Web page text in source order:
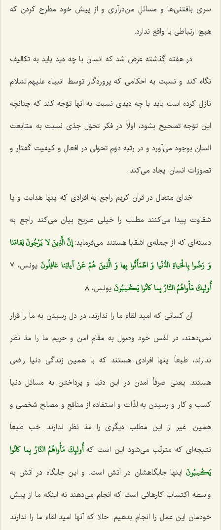
سری بافتنی‌ها و مسائلِ من‌درآری و از پیش خود مطرح كردن كه
هیچ ارتباطی با واقع ندارد.
در هفته گذشته عرض شد كه انسان با چه دید باید به تكالیف
نگاه كند و نسبت به احكامی كه پروردگار توسط انبیاء علیهم‌السّلام
نازل كرده است باید با چه دیدی نسبت به آنها توّجه كند كه چنانچه
این توّجه تصحیح بشود، اولًا در فكر تحوّل جدّی نسبت به متابعت
انسان بوجود می‌آورد و در رتبه دوّم تحوّلی در افعال و كیفیت گفتار و
تصورّات انسان ایجاد می‌كند.
خدای متعال در قرآن كریم راجع به افرادی كه اینها هدایت و یا
شقاوت پیدا می‌كنند مطلب را خیلی صریح بیان می‌كند راجع به
دسته‌ای كه از جمله‌ی اشقیا هستند می‌فرماید:إِنَّ الَّذِينَ لا يَرْجُونَ لِقاءَنا
وَ رَضُوا بِالْحَياةِ الدُّنْيا وَ اطْمَأَنُّوا بِها وَ الَّذِينَ هُمْ عَنْ آياتِنا غافِلُونَ‌یونس، ٧
أُولئِكَ مَأْواهُمُ النَّارُ بِما كانُوا يَكْسِبُونَ ‌ یونس، ٨
آن كسانی كه امید لقاء ما را ندارند، در دل رسیدن به ما را قرار
نمی‌دهند، در نفس خود وصول به مقام امن و حریم ما را مدّ نظر
ندارند، طبعاً اینها افرادی هستند كه با همین زندگی دنیا راضی
هستند. یعنی صرفاً آمدن در این دنیا و پرداختن به مسائل دنیا
كسب و كار و رسیدن به لذّات و استفاده از منافع و مصالح شخصی و
همین. غیر از این مطلب دیگری را مدّ نظر ندارند. خب طبعاً
نتیجه‌ای كه مترتّب می‌شود این است كه‌أُولئِكَ مَأْواهُمُ النَّارُ بِما كانُوا
يَكْسِبُونَ‌ اینها جایگاهشان در آتش است. و این جایگاه در آتش به
واسطه اكتساب كارهائی است كه انجام می‌دهند نه اینكه ما از پیش
خودمان این عمل را انجام بدهیم. حالا كه آنها امید لقاء ما را ندارند